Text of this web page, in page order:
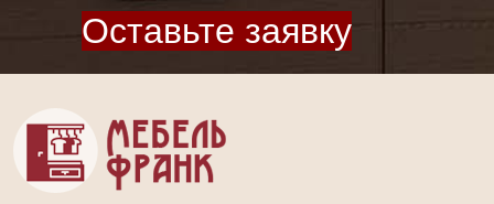
Оставьте заявку